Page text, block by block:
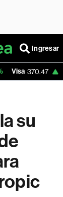
Ingresar
+0.52%
su